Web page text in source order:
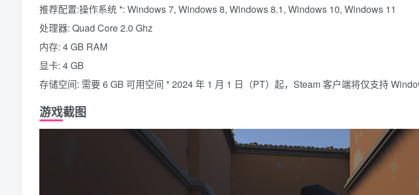
推荐配置:操作系统 *: Windows 7, Windows 8, Windows 8.1, Windows 10, Windows 11
处理器: Quad Core 2.0 Ghz
内存: 4 GB RAM
显卡: 4 GB
存储空间: 需要 6 GB 可用空间 * 2024 年 1 月 1 日（PT）起，Steam 客户端将仅支持
游戏截图